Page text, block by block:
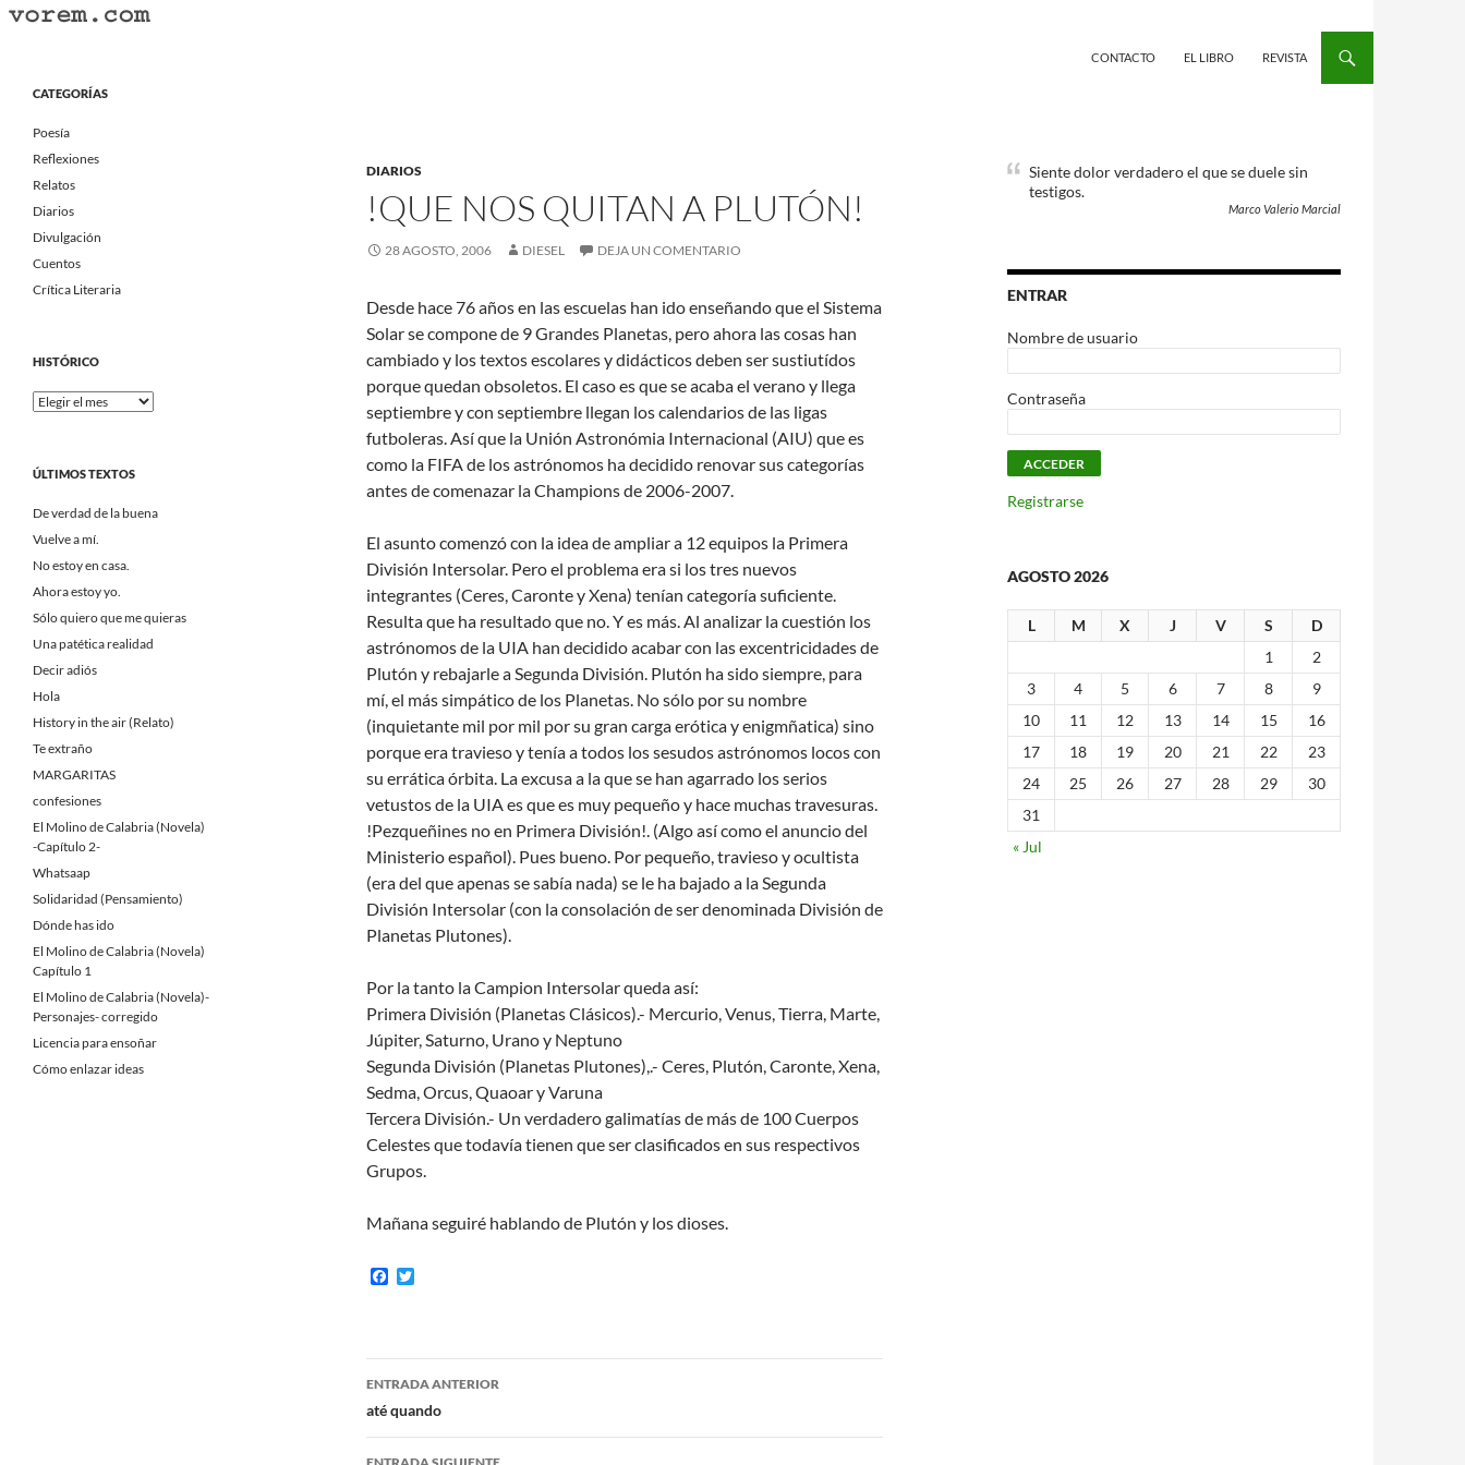
Saltar
CONTACTO EL LIBRO REVISTA
DIARIOS
!QUE NOS QUITAN A PLUTÓN!
28 AGOSTO, 2006 DIESEL DEJA UN COMENTARIO
Desde hace 76 años en las escuelas han ido enseñando que el Sistema
Solar se compone de 9 Grandes Planetas, pero ahora las cosas han
cambiado y los textos escolares y didácticos deben ser sustiutídos
porque quedan obsoletos. El caso es que se acaba el verano y llega
septiembre y con septiembre llegan los calendarios de las ligas
futboleras. Así que la Unión Astronómia Internacional (AIU) que es
como la FIFA de los astrónomos ha decidido renovar sus categorías
antes de comenazar la Champions de 2006-2007.
El asunto comenzó con la idea de ampliar a 12 equipos la Primera
División Intersolar. Pero el problema era si los tres nuevos
integrantes (Ceres, Caronte y Xena) tenían categoría suficiente.
Resulta que ha resultado que no. Y es más. Al analizar la cuestión los
astrónomos de la UIA han decidido acabar con las excentricidades de
Plutón y rebajarle a Segunda División. Plutón ha sido siempre, para
mí, el más simpático de los Planetas. No sólo por su nombre
(inquietante mil por mil por su gran carga erótica y enigmñatica) sino
porque era travieso y tenía a todos los sesudos astrónomos locos con
su errática órbita. La excusa a la que se han agarrado los serios
vetustos de la UIA es que es muy pequeño y hace muchas travesuras.
!Pezqueñines no en Primera División!. (Algo así como el anuncio del
Ministerio español). Pues bueno. Por pequeño, travieso y ocultista
(era del que apenas se sabía nada) se le ha bajado a la Segunda
División Intersolar (con la consolación de ser denominada División de
Planetas Plutones).
Por la tanto la Campion Intersolar queda así:
Primera División (Planetas Clásicos).- Mercurio, Venus, Tierra, Marte,
Júpiter, Saturno, Urano y Neptuno
Segunda División (Planetas Plutones),.- Ceres, Plutón, Caronte, Xena,
Sedma, Orcus, Quaoar y Varuna
Tercera División.- Un verdadero galimatías de más de 100 Cuerpos
Celestes que todavía tienen que ser clasificados en sus respectivos
Grupos.
Mañana seguiré hablando de Plutón y los dioses.
F
o
o
e
r
Navegación
de
entradas
ENTRADA ANTERIOR
até quando
Siente dolor verdadero el que se duele sin
testigos.
Marco Valerio Marcial
ENTRAR
Nombre de usuario
Contraseña
Registrarse
AGOSTO 2026
L M X J V S
D
1
2
3
4 5 6 7 8
9
10
11 12 13 14 15
16
17
18 19 20 21 22
23
24
25 26 27 28 29
30
31
« Jul
Portal Literario Independiente
CATEGORÍAS
Poesía
Reflexiones
Relatos
Diarios
Divulgación
Cuentos
Crítica Literaria
HISTÓRICO
Histórico
ÚLTIMOS TEXTOS
De verdad de la buena
Vuelve a mí.
No estoy en casa.
Ahora estoy yo.
Sólo quiero que me quieras
Una patética realidad
Decir adiós
Hola
History in the air (Relato)
Te extraño
MARGARITAS
confesiones
El Molino de Calabria (Novela)
-Capítulo 2-
Whatsaap
Solidaridad (Pensamiento)
Dónde has ido
El Molino de Calabria (Novela)
Capítulo 1
El Molino de Calabria (Novela)-
Personajes- corregido
Licencia para ensoñar
Cómo enlazar ideas